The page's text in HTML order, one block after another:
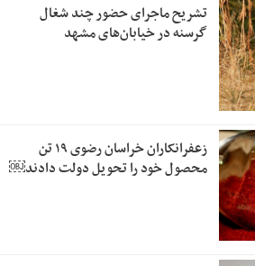
تشریح ماجرای حضور چند شغال
گرسنه در خیابان‌های مشهد
زعفرانکاران خراسان رضوی ۱۹ تن
محصول خود را تحویل دولت دادند￼